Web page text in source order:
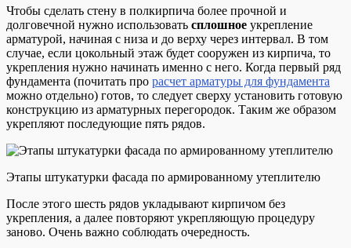
Чтобы сделать стену в полкирпича более прочной и
долговечной нужно использовать сплошное укрепление
арматурой, начиная с низа и до верху через интервал. В том
случае, если цокольный этаж будет сооружен из кирпича, то
укрепления нужно начинать именно с него. Когда первый ряд
фундамента (почитать про расчет арматуры для фундамента
можно отдельно) готов, то следует сверху установить готовую
конструкцию из арматурных перегородок. Таким же образом
укрепляют последующие пять рядов.
Этапы штукатурки фасада по армированному утеплителю
После этого шесть рядов укладывают кирпичом без
укрепления, а далее повторяют укрепляющую процедуру
заново. Очень важно соблюдать очередность.